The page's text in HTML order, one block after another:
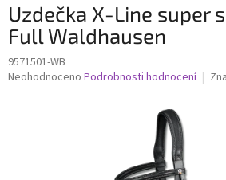
Uzdečka X-Line super
Full Waldhausen
9571501-WB
Průměrné
Neohodnoceno Podrobnosti hodnocení